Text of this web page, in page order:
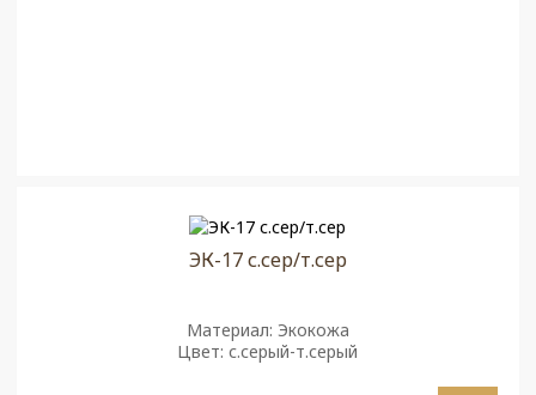
ЭК-17 с.сер/т.сер
Материал: Экокожа
Цвет: с.серый-т.серый